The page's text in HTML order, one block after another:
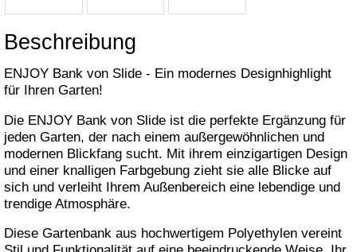
Beschreibung
ENJOY Bank von Slide - Ein modernes Designhighlight
für Ihren Garten!
Die ENJOY Bank von Slide ist die perfekte Ergänzung für
jeden Garten, der nach einem außergewöhnlichen und
modernen Blickfang sucht. Mit ihrem einzigartigen Design
und einer knalligen Farbgebung zieht sie alle Blicke auf
sich und verleiht Ihrem Außenbereich eine lebendige und
trendige Atmosphäre.
Diese Gartenbank aus hochwertigem Polyethylen vereint